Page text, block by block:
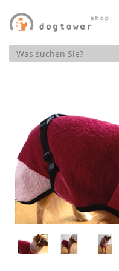
Produktsuche